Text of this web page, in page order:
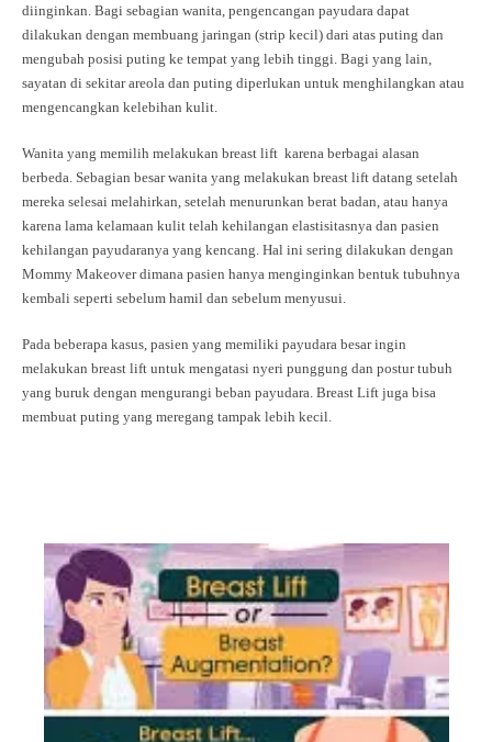
diinginkan. Bagi sebagian wanita, pengencangan payudara dapat
dilakukan dengan membuang jaringan (strip kecil) dari atas puting dan
mengubah posisi puting ke tempat yang lebih tinggi. Bagi yang lain,
sayatan di sekitar areola dan puting diperlukan untuk menghilangkan atau
mengencangkan kelebihan kulit.
Wanita yang memilih melakukan breast lift karena berbagai alasan
berbeda. Sebagian besar wanita yang melakukan breast lift datang setelah
mereka selesai melahirkan, setelah menurunkan berat badan, atau hanya
karena lama kelamaan kulit telah kehilangan elastisitasnya dan pasien
kehilangan payudaranya yang kencang. Hal ini sering dilakukan dengan
Mommy Makeover dimana pasien hanya menginginkan bentuk tubuhnya
kembali seperti sebelum hamil dan sebelum menyusui.
Pada beberapa kasus, pasien yang memiliki payudara besar ingin
melakukan breast lift untuk mengatasi nyeri punggung dan postur tubuh
yang buruk dengan mengurangi beban payudara. Breast Lift juga bisa
membuat puting yang meregang tampak lebih kecil.